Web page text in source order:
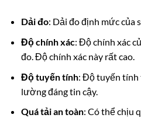
Dải đo: Dải đo định mức của
Độ chính xác: Độ chính xác
đo. Độ chính xác này rất cao.
Độ tuyến tính: Độ tuyến tính
lường đáng tin cậy.
Quá tải an toàn: Có thể chịu